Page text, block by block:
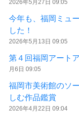
2026年5月27日 09:05
今年も、福岡ミュ
した！
2026年5月13日 09:05
第４回福岡アート
月6日 09:05
福岡市美術館のソ
しむ作品鑑賞
2026年4月22日 09:04